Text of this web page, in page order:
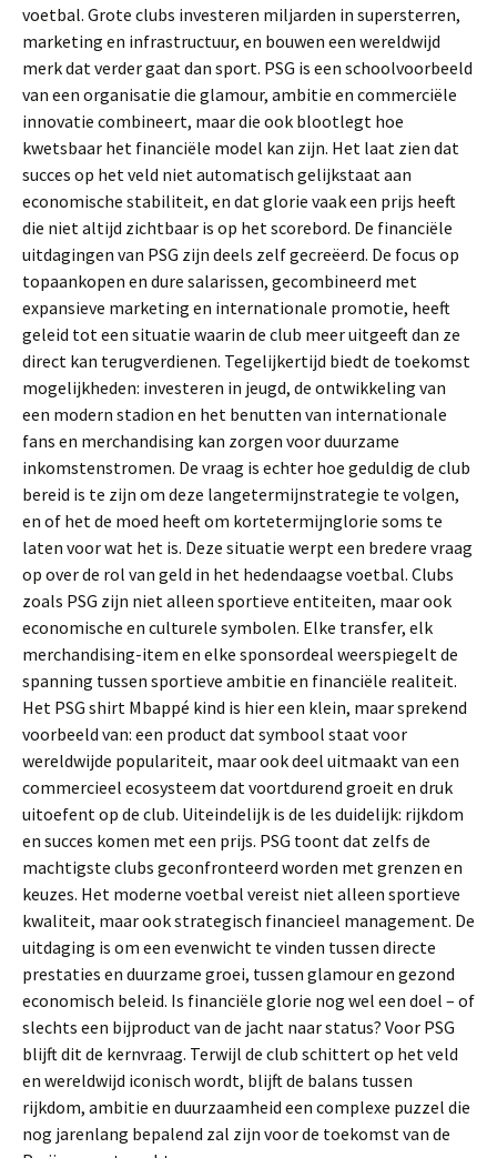
voetbal. Grote clubs investeren miljarden in supersterren,
marketing en infrastructuur, en bouwen een wereldwijd
merk dat verder gaat dan sport. PSG is een schoolvoorbeeld
van een organisatie die glamour, ambitie en commerciële
innovatie combineert, maar die ook blootlegt hoe
kwetsbaar het financiële model kan zijn. Het laat zien dat
succes op het veld niet automatisch gelijkstaat aan
economische stabiliteit, en dat glorie vaak een prijs heeft
die niet altijd zichtbaar is op het scorebord. De financiële
uitdagingen van PSG zijn deels zelf gecreëerd. De focus op
topaankopen en dure salarissen, gecombineerd met
expansieve marketing en internationale promotie, heeft
geleid tot een situatie waarin de club meer uitgeeft dan ze
direct kan terugverdienen. Tegelijkertijd biedt de toekomst
mogelijkheden: investeren in jeugd, de ontwikkeling van
een modern stadion en het benutten van internationale
fans en merchandising kan zorgen voor duurzame
inkomstenstromen. De vraag is echter hoe geduldig de club
bereid is te zijn om deze langetermijnstrategie te volgen,
en of het de moed heeft om kortetermijnglorie soms te
laten voor wat het is. Deze situatie werpt een bredere vraag
op over de rol van geld in het hedendaagse voetbal. Clubs
zoals PSG zijn niet alleen sportieve entiteiten, maar ook
economische en culturele symbolen. Elke transfer, elk
merchandising-item en elke sponsordeal weerspiegelt de
spanning tussen sportieve ambitie en financiële realiteit.
Het PSG shirt Mbappé kind is hier een klein, maar sprekend
voorbeeld van: een product dat symbool staat voor
wereldwijde populariteit, maar ook deel uitmaakt van een
commercieel ecosysteem dat voortdurend groeit en druk
uitoefent op de club. Uiteindelijk is de les duidelijk: rijkdom
en succes komen met een prijs. PSG toont dat zelfs de
machtigste clubs geconfronteerd worden met grenzen en
keuzes. Het moderne voetbal vereist niet alleen sportieve
kwaliteit, maar ook strategisch financieel management. De
uitdaging is om een evenwicht te vinden tussen directe
prestaties en duurzame groei, tussen glamour en gezond
economisch beleid. Is financiële glorie nog wel een doel – of
slechts een bijproduct van de jacht naar status? Voor PSG
blijft dit de kernvraag. Terwijl de club schittert op het veld
en wereldwijd iconisch wordt, blijft de balans tussen
rijkdom, ambitie en duurzaamheid een complexe puzzel die
nog jarenlang bepalend zal zijn voor de toekomst van de